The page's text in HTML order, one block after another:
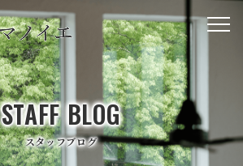
STAFF BLOG
スタッフブログ